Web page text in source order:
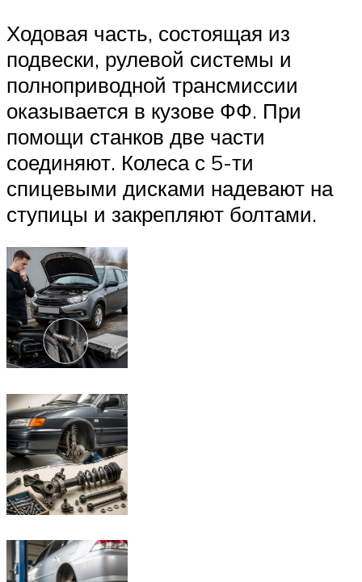
Ходовая часть, состоящая из
подвески, рулевой системы и
полноприводной трансмиссии
оказывается в кузове ФФ. При
помощи станков две части
соединяют. Колеса с 5-ти
спицевыми дисками надевают на
ступицы и закрепляют болтами.